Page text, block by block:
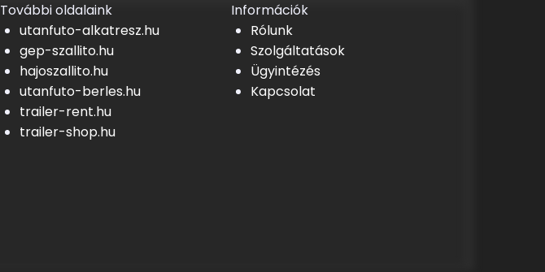
További oldalaink
utanfuto-alkatresz.hu
gep-szallito.hu
hajoszallito.hu
utanfuto-berles.hu
trailer-rent.hu
trailer-shop.hu
Információk
Rólunk
Szolgáltatások
Ügyintézés
Kapcsolat